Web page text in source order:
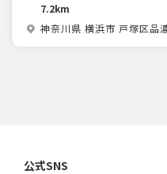
7.2km
神奈川県 横浜市 戸塚区
公式SNS